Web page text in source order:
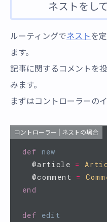
ネストをし
ルーティングでネスト を
ます。
記事に関するコメントを
みます。
まずはコントローラーの
コントローラー | ネストの場合
def new
@article =
@comment =
end
def
edit